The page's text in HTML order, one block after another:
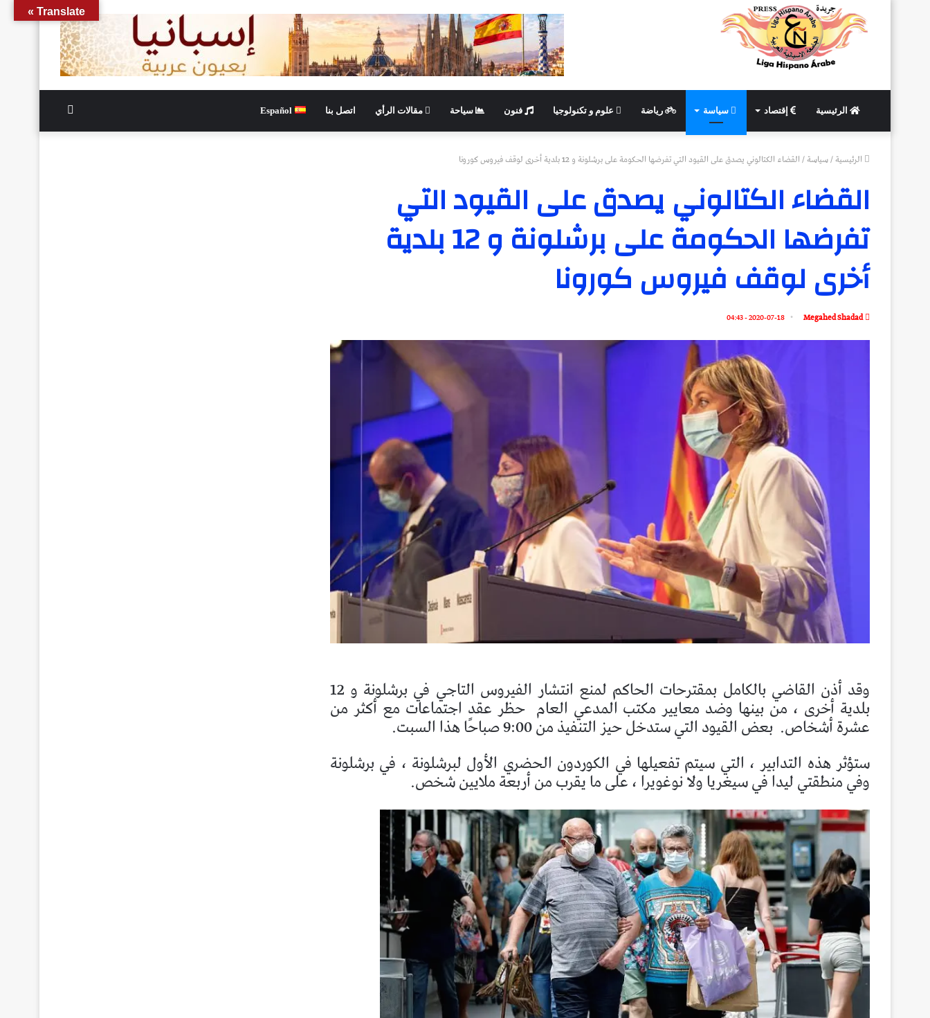
الرئيسية إقتصاد سياسة رياضة علوم و تكنولوجيا فنون سياحة مقالات الرأي اتصل بنا Español
الرئيسية/سياسة/القضاء الكتالوني يصدق على القيود التي تفرضها الحكومة على برشلونة و 12 بلدية أخرى لوقف فيروس كورونا
القضاء الكتالوني يصدق على القيود التي
تفرضها الحكومة على برشلونة و 12 بلدية
أخرى لوقف فيروس كورونا
Megahed Shadad
2020-07-18 - 04:43
وقد أذن القاضي بالكامل بمقترحات الحاكم لمنع انتشار الفيروس التاجي في برشلونة و 12
بلدية أخرى ، من بينها وضد معايير مكتب المدعي العام حظر عقد اجتماعات مع أكثر من
عشرة أشخاص. بعض القيود التي ستدخل حيز التنفيذ من 9:00 صباحًا هذا السبت.
ستؤثر هذه التدابير ، التي سيتم تفعيلها في الكوردون الحضري الأول لبرشلونة ، في برشلونة
وفي منطقتي ليدا في سيغريا ولا نوغويرا ، على ما يقرب من أربعة ملايين شخص.
Translate »